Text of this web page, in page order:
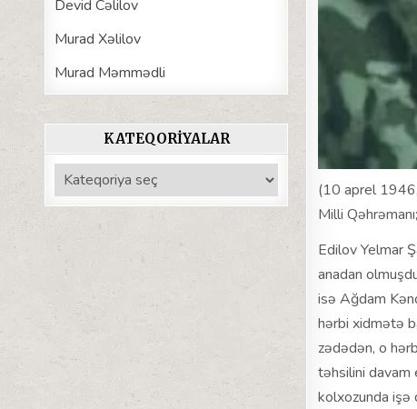
(10 aprel
Milli
Edilov Yelmar
anadan
isə Ağdam
hərbi xidmətə
zədədən, o
təhsilini davam
kolxozunda işə
Devid Cəlilov
Murad Xəlilov
Murad Məmmədli
KATEQORIYALAR
Kateqoriyalar